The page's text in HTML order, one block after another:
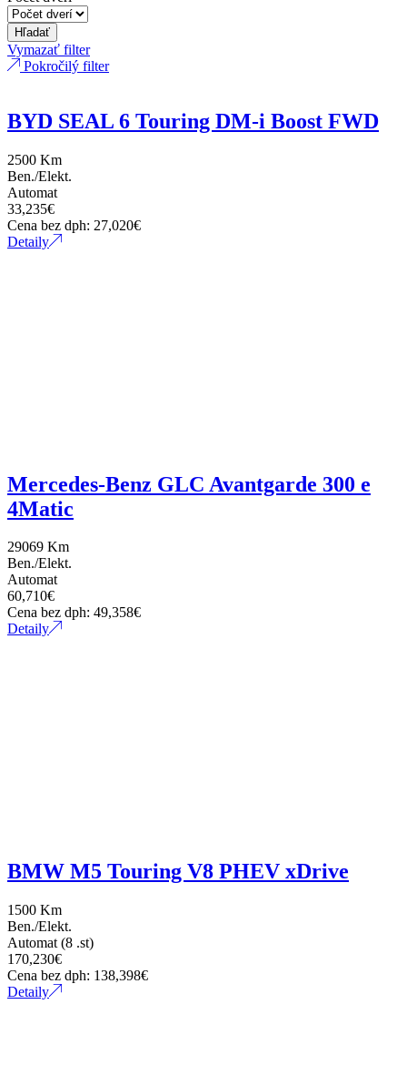
Hľadať
Vymazať filter
Pokročilý filter
BYD SEAL 6 Touring DM-i Boost FWD
2500 Km
Ben./Elekt.
Automat
33,235€
Cena bez dph: 27,020€
Detaily
Mercedes-Benz GLC Avantgarde 300 e
4Matic
29069 Km
Ben./Elekt.
Automat
60,710€
Cena bez dph: 49,358€
Detaily
BMW M5 Touring V8 PHEV xDrive
1500 Km
Ben./Elekt.
Automat (8 .st)
170,230€
Cena bez dph: 138,398€
Detaily